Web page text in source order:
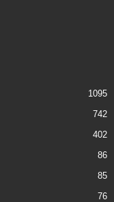
1095
742
402
86
85
76